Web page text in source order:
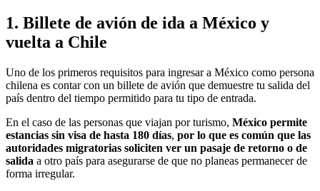
1. Billete de avión de ida a México y
vuelta a Chile
Uno de los primeros requisitos para ingresar a México como persona
chilena es contar con un billete de avión que demuestre tu salida del
país dentro del tiempo permitido para tu tipo de entrada.
En el caso de las personas que viajan por turismo, México permite
estancias sin visa de hasta 180 días, por lo que es común que las
autoridades migratorias soliciten ver un pasaje de retorno o de
salida a otro país para asegurarse de que no planeas permanecer de
forma irregular.